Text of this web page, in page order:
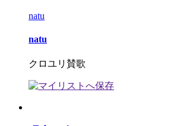
natu
natu
クロユリ賛歌